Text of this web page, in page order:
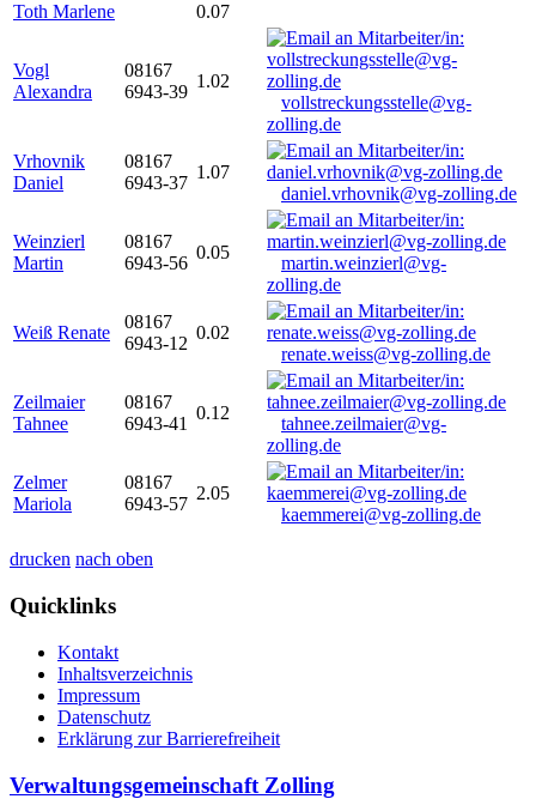
Toth Marlene
0.07
Vogl
Alexandra
08167
6943-39
1.02
vollstreckungsstelle@vg-
zolling.de
Vrhovnik
Daniel
08167
6943-37
1.07
daniel.vrhovnik@vg-zolling.de
Weinzierl
Martin
08167
6943-56
0.05
martin.weinzierl@vg-
zolling.de
Weiß Renate
08167
6943-12
0.02
renate.weiss@vg-zolling.de
Zeilmaier
Tahnee
08167
6943-41
0.12
tahnee.zeilmaier@vg-
zolling.de
Zelmer
Mariola
08167
6943-57
2.05
kaemmerei@vg-zolling.de
drucken nach oben
Quicklinks
Kontakt
Inhaltsverzeichnis
Impressum
Datenschutz
Erklärung zur Barrierefreiheit
Verwaltungsgemeinschaft Zolling